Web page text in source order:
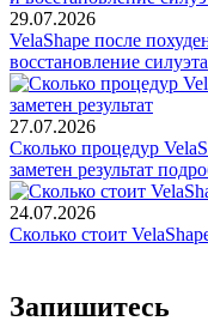
29.07.2026
VelaShape после
восстановление силуэта
27.07.2026
Сколько процедур
заметен результат
24.07.2026
Сколько стоит
Запишитесь